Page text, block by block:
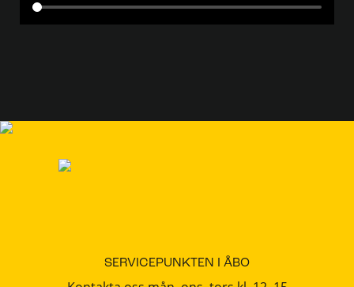
SERVICEPUNKTEN I ÅBO